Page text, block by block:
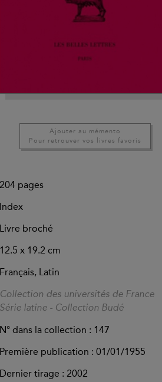
Ajouter au mémento
Pour retrouver vos livres favoris
204 pages
Index
Livre broché
12.5 x 19.2 cm
Français, Latin
Collection des universités de France
Série latine - Collection Budé
N° dans la collection : 147
Première publication : 01/01/1955
Dernier tirage : 2002